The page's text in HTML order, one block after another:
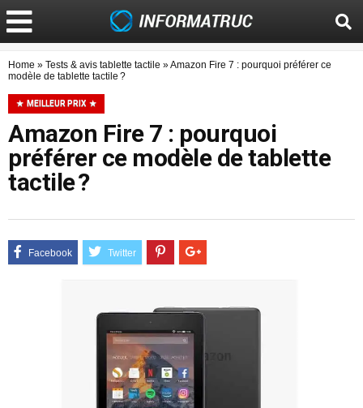
Home » Tests & avis tablette tactile »Amazon Fire 7 : pourquoi préférer ce
modèle de tablette tactile ?
MEILLEUR PRIX
Amazon Fire 7 : pourquoi
préférer ce modèle de tablette
tactile ?